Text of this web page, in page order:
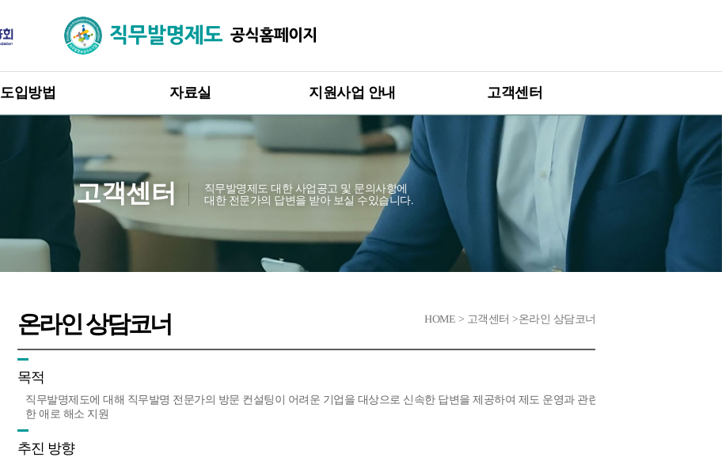
직무발명제도
도입방법
직무발명 권리관계
자료실
직무발명제도 영상자료
직무발명제도 자료
직무발명 보상규정 표준모델
국내 · 해외 사례 및 판례
지원사업 안내
직무발명보상 우수기업 인증제
직무발명제도 컨설팅 프로그램
직무발명제도 설명회
인증유효기업
고객센터
사업공고 및 안내
온라인 상담코너
자주 묻는 질문
오프라인 상담
고객센터 직무발명제도 대한 사업공고 및 문의사항에
대한 전문가의 답변을 받아 보실 수있습니다.
온라인 상담코너 HOME > 고객센터 >온라인 상담코너
목적
직무발명제도에 대해 직무발명 전문가의 방문 컨설팅이 어려운 기업을 대상으로 신속한 답변을 제공하여 제도 운영과 관련
한 애로 해소 지원
추진 방향